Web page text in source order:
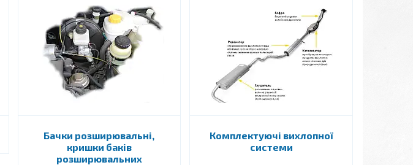
Бачки розширювальні,
кришки баків
розширювальних
Комплектуючі вихлопної
системи